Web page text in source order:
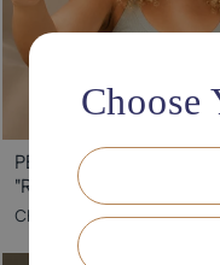
PENTE GARFO
"RICCA"
CHF15.00
Choose